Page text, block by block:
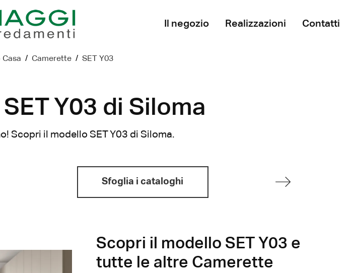
Il negozio Realizzazioni Contatti
/ Camerette / SET Y03
Y03 di Siloma
Scopri il modello SET Y03 di Siloma.
Sfoglia i cataloghi
Scopri il modello SET Y03 e
tutte le altre Camerette